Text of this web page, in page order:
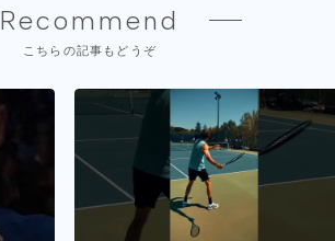
Recommend
こちらの記事もどうぞ